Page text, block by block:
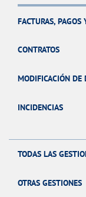
FACTURAS, PAGOS
CONTRATOS
MODIFICACIÓN DE
INCIDENCIAS
TODAS LAS
OTRAS GESTIONES